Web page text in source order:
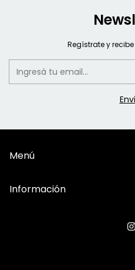
Regístrate y
Menú
Información